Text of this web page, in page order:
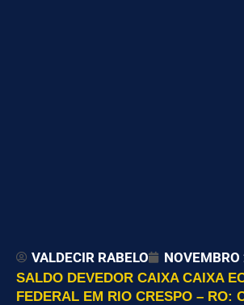
VALDECIR RABELO
SALDO DEVEDOR CAIXA CAIXA
FEDERAL EM RIO CRESPO – RO: